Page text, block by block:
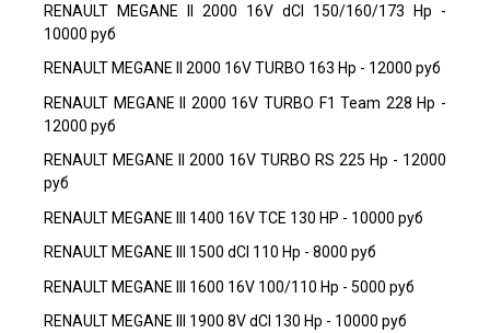
RENAULT MEGANE II 2000 16V dCI 150/160/173 Hp -
10000 руб
RENAULT MEGANE II 2000 16V TURBO 163 Hp - 12000 руб
RENAULT MEGANE II 2000 16V TURBO F1 Team 228 Hp -
12000 руб
RENAULT MEGANE II 2000 16V TURBO RS 225 Hp - 12000
руб
RENAULT MEGANE III 1400 16V TCE 130 HP - 10000 руб
RENAULT MEGANE III 1500 dCI 110 Hp - 8000 руб
RENAULT MEGANE III 1600 16V 100/110 Hp - 5000 руб
RENAULT MEGANE III 1900 8V dCI 130 Hp - 10000 руб